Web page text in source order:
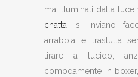
ma illuminati dalla
chatta, si inviano
arrabbia e trastulla
tirare a lucido,
comodamente in